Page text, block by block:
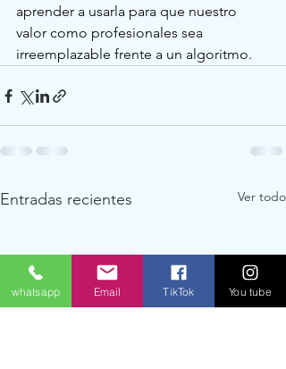
aprender a usarla para que nuestro
valor como profesionales sea
irreemplazable frente a un algoritmo.
Entradas recientes Ver todo
whatsapp Email TikTok You tube